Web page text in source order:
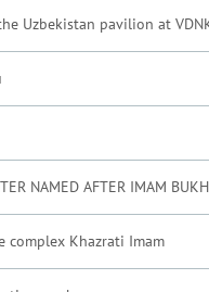
Uzbekistan pavilion at
NAMED AFTER IMAM
complex Khazrati Imam